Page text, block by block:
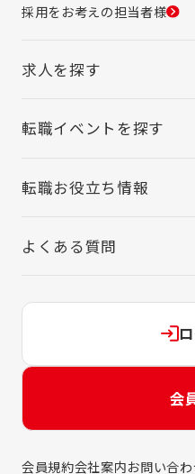
採用をお考えの担当者様
求人を探す
転職イベントを探す
転職お役立ち情報
よくある質問
会
会員規約会社案内お問い合